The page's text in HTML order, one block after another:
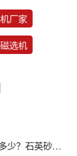
厂家
选机
产线设备报价！